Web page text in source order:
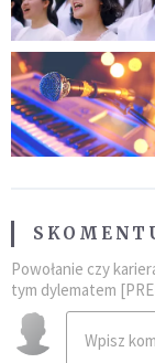
Powołanie czy
tym dylematem